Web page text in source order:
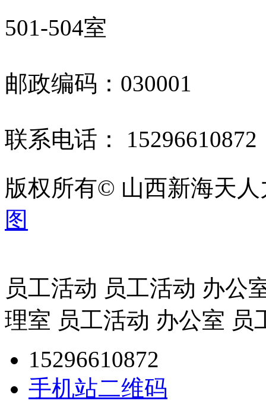
501-504室
邮政编码：030001
联系电话：
版权所有© 山西新海天
图
员工活动 员工活动 办公
理室 员工活动 办公室 员
15296610872
手机站二维码